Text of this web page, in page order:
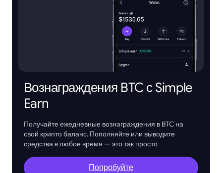
Вознаграждения BTC с Simple
Earn
Получайте ежедневные вознаграждения в BTC на
свой крипто баланс. Пополняйте или выводите
средства в любое время — это так просто
Попробуйте